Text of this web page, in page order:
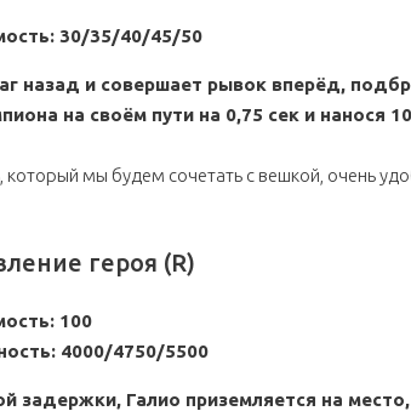
30/35/40/45/50
назад и совершает рывок вперёд,
на своём пути на 0,75 сек и нанося
мы будем сочетать с вешкой, очень
героя (R)
100
4000/4750/5500
задержки, Галио приземляется на